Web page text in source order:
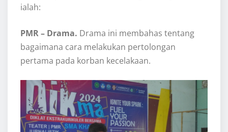
ialah:
PMR – Drama. Drama ini membahas tentang
bagaimana cara melakukan pertolongan
pertama pada korban kecelakaan.